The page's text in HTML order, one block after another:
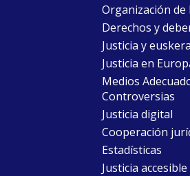
Organización de
Derechos y
Justicia y euskera
Justicia en
Medios
Controversias
Justicia digital
Cooperación
Estadísticas
Justicia accesible